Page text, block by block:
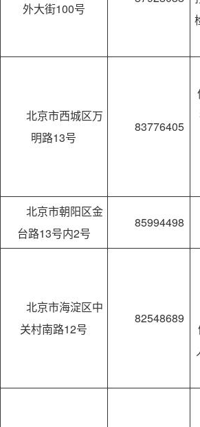
外大街100号
北京市西城区万
明路13号
83776405
北京市朝阳区金
台路13号内2号
85994498
北京市海淀区中
关村南路12号
82548689